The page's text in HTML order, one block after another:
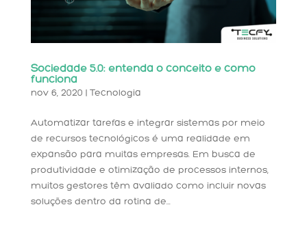
Sociedade 5.0: entenda o conceito e como
funciona
nov 6, 2020 Tecnologia
Automatizar tarefas e integrar sistemas por meio
de recursos tecnológicos é uma realidade em
expansão para muitas empresas. Em busca de
produtividade e otimização de processos internos,
muitos gestores têm avaliado como incluir novas
soluções dentro da rotina de...